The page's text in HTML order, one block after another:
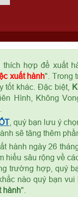
thích hợp để xuất
xuất hành". Trong
tốt khác. Đặc biệt,
Hình, Không
, quý bạn lưu ý
sẽ tăng thêm
hành ngày 26
hiểu sâu rộng về
trường hợp, quý
nào quý bạn
hành".